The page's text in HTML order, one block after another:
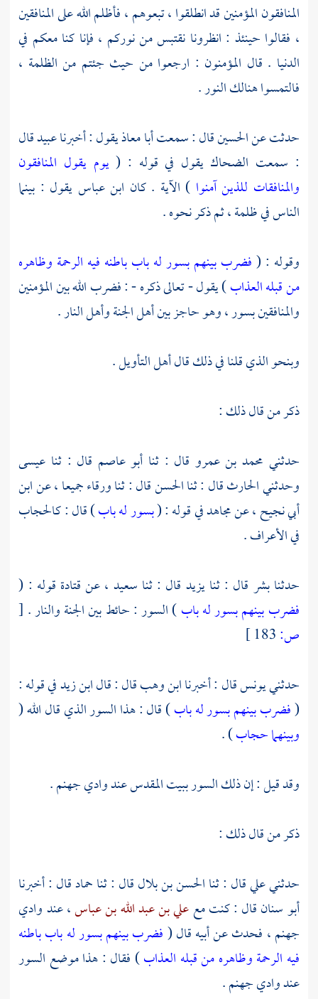
المنافقون المؤمنين قد انطلقوا ، تبعوهم ، فأظلم الله على المنافقين
، فقالوا حينئذ : انظرونا نقتبس من نوركم ، فإنا كنا معكم في
الدنيا . قال المؤمنون : ارجعوا من حيث جئتم من الظلمة ،
فالتمسوا هنالك النور .
حدثت عنالحسينقال : سمعتأبا معاذيقول : أخبرناعبيدقال
: سمعت الضحاكيقول في قوله : (يوم يقول المنافقون
والمنافقات للذين آمنوا ) الآية . كان ابن عباس يقول : بينما
الناس في ظلمة ، ثم ذكر نحوه .
وقوله : (فضرب بينهم بسور له باب باطنه فيه الرحمة وظاهره
من قبله العذاب) يقول - تعالى ذكره - : فضرب الله بين المؤمنين
والمنافقين بسور ، وهو حاجز بين أهل الجنة وأهل النار .
وبنحو الذي قلنا في ذلك قال أهل التأويل .
ذكر من قال ذلك :
حدثني محمد بن عمرو قال : ثنا أبو عاصم قال : ثنا عيسى
وحدثنيالحارثقال : ثناالحسنقال : ثناورقاءجميعا ، عنابن
أبي نجيح، عنمجاهدفي قوله : (بسور له باب) قال : كالحجاب
في الأعراف .
حدثنابشر قال : ثنايزيد قال : ثنا سعيد ، عنقتادة قوله : (
فضرب بينهم بسور له باب) السور : حائط بين الجنة والنار . [
ص:
حدثنييونسقال : أخبرناابن وهبقال : قالابن زيدفي قوله :
(فضرب بينهم بسور له باب) قال : هذا السور الذي قال الله (
وبينهما حجاب) .
وقد قيل : إن ذلك السورببيت المقدسعندوادي جهنم .
ذكر من قال ذلك :
حدثنيعليقال : ثناالحسن بن بلالقال : ثناحمادقال : أخبرنا
أبو سنانقال : كنت مععلي بن عبد الله بن عباس، عندوادي
جهنم ، فحدث عن أبيه قال (فضرب بينهم بسور له باب باطنه
فيه الرحمة وظاهره من قبله العذاب) فقال : هذا موضع السور
عندوادي جهنم.